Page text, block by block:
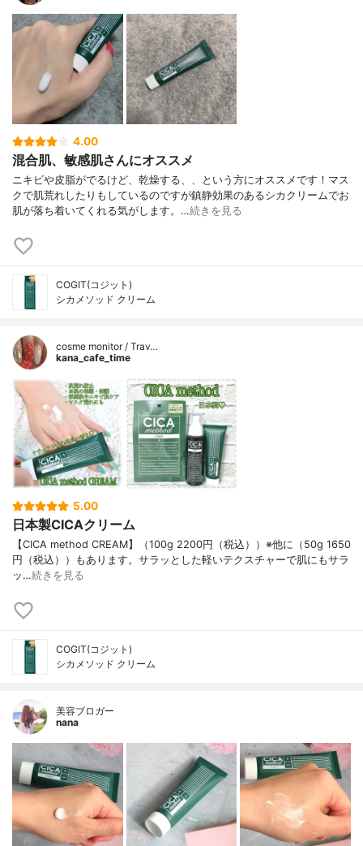
4.00
混合肌、敏感肌さんにオススメ
ニキビや皮脂がでるけど、乾燥する、、という方にオススメです！マス
クで肌荒れしたりもしているのですが鎮静効果のあるシカクリームでお
肌が落ち着いてくれる気がします。…続きを見る
COGIT(コジット)
シカメソッド クリーム
cosme monitor / Trav…
kana_cafe_time
5.00
日本製CICAクリーム
【CICA method CREAM】（100g 2200円（税込））※他に（50g 1650
円（税込））もあります。サラッとした軽いテクスチャーで肌にもサラ
ッ…続きを見る
COGIT(コジット)
シカメソッド クリーム
美容ブロガー
nana